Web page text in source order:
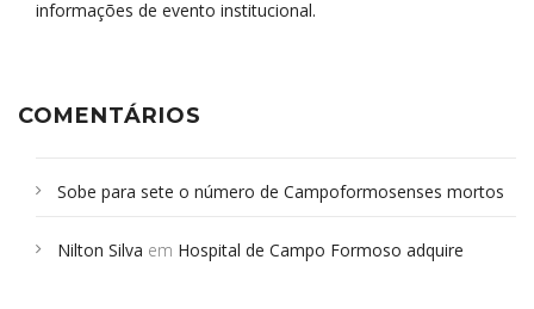
informações de evento institucional.
COMENTÁRIOS
Sobe para sete o número de Campoformosenses mortos
Campoformosenses que morreram em desabamentos são
Nilton Silva em Hospital de Campo Formoso adquire